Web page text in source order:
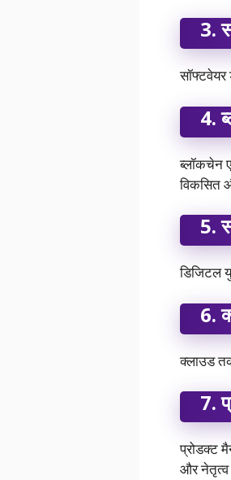
3.
4.
ब्लॉकचेन
विकसित
5.
डिजिटल
6.
क्लाउड
7.
प्रोडक्ट
और नेतृत्व